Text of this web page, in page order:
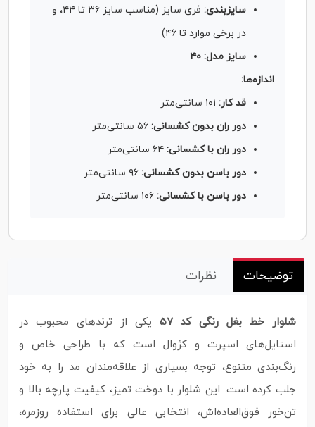
سایزبندی:
فری سایز (مناسب سایز ۳۶ تا ۴۴، و
در برخی موارد تا ۴۶)
سایز مدل: ۴۰
اندازه‌ها:
قد کار:
دور ران بدون کشسانی:
دور ران با کشسانی:
دور باسن بدون کشسانی:
دور باسن با کشسانی:
توضیحات نظرات
شلوار خط بغل رنگی کد 57
یکی از ترندهای محبوب در
استایل‌های اسپرت و کژوال است که با طراحی خاص و
رنگ‌بندی متنوع، توجه بسیاری از علاقه‌مندان مد را به خود
جلب کرده است. این شلوار با دوخت تمیز، کیفیت پارچه بالا و
تن‌خور فوق‌العاده‌اش، انتخابی عالی برای استفاده روزمره،